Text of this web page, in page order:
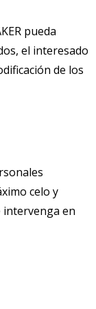
pueda
el interesado
de los
celo y
intervenga en